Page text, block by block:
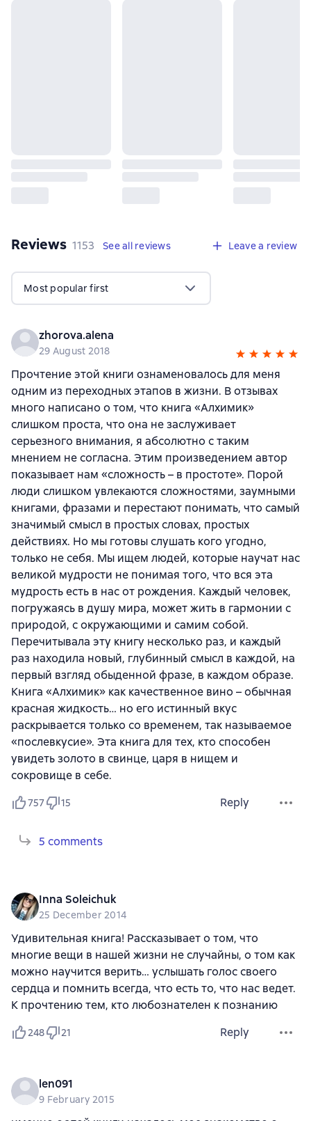
Reviews 1153 reviews
1153 See all reviews Leave a review
Most popular first
zhorova.alena
29 August 2018
Прочтение этой книги ознаменовалось для меня
одним из переходных этапов в жизни. В отзывах
много написано о том, что книга «Алхимик»
слишком проста, что она не заслуживает
серьезного внимания, я абсолютно с таким
мнением не согласна. Этим произведением автор
показывает нам «сложность – в простоте». Порой
люди слишком увлекаются сложностями, заумными
книгами, фразами и перестают понимать, что самый
значимый смысл в простых словах, простых
действиях. Но мы готовы слушать кого угодно,
только не себя. Мы ищем людей, которые научат нас
великой мудрости не понимая того, что вся эта
мудрость есть в нас от рождения. Каждый человек,
погружаясь в душу мира, может жить в гармонии с
природой, с окружающими и самим собой.
Перечитывала эту книгу несколько раз, и каждый
раз находила новый, глубинный смысл в каждой, на
первый взгляд обыденной фразе, в каждом образе.
Книга «Алхимик» как качественное вино – обычная
красная жидкость… но его истинный вкус
раскрывается только со временем, так называемое
«послевкусие». Эта книга для тех, кто способен
увидеть золото в свинце, царя в нищем и
сокровище в себе.
757 15 Reply
5 comments
Inna Soleichuk
25 December 2014
Удивительная книга! Рассказывает о том, что
многие вещи в нашей жизни не случайны, о том как
можно научится верить… услышать голос своего
сердца и помнить всегда, что есть то, что нас ведет.
К прочтению тем, кто любознателен к познанию
248 21 Reply
len091
9 February 2015